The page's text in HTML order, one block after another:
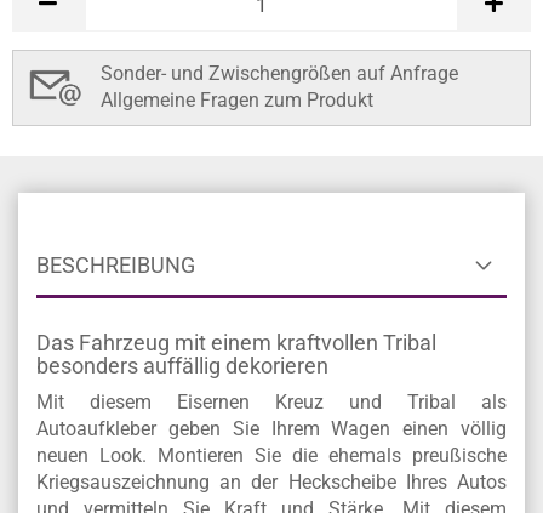
Sonder- und Zwischengrößen auf Anfrage
Allgemeine Fragen zum Produkt
BESCHREIBUNG
Das Fahrzeug mit einem kraftvollen Tribal
besonders auffällig dekorieren
Mit diesem Eisernen Kreuz und Tribal als
Autoaufkleber geben Sie Ihrem Wagen einen völlig
neuen Look. Montieren Sie die ehemals preußische
Kriegsauszeichnung an der Heckscheibe Ihres Autos